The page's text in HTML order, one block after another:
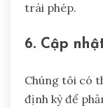
trái phép.
6. Cập
Chúng tôi có
định kỳ để